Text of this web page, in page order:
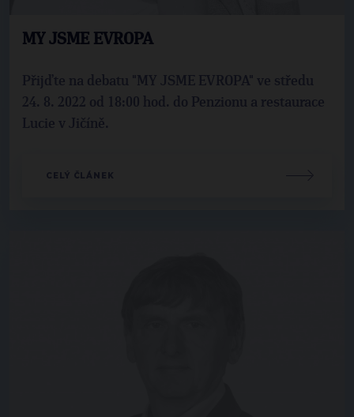
MY JSME EVROPA
Přijďte na debatu "MY JSME EVROPA" ve středu
24. 8. 2022 od 18:00 hod. do Penzionu a restaurace
Lucie v Jičíně.
CELÝ ČLÁNEK